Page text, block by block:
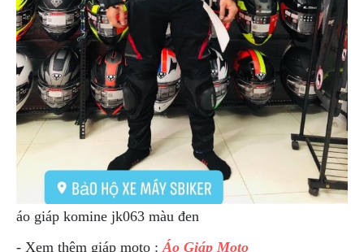
áo giáp komine jk063 màu đen
- Xem thêm giáp moto : Áo Giáp Moto